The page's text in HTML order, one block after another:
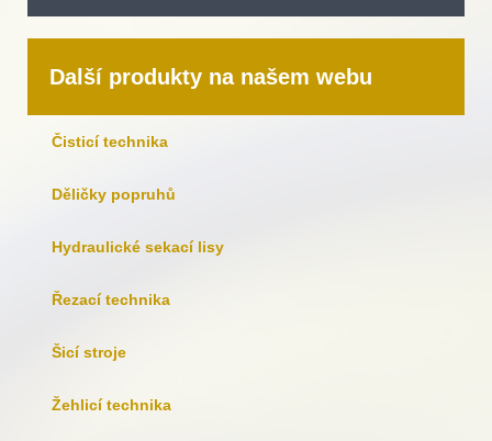
Další produkty na našem webu
Čisticí technika
Děličky popruhů
Hydraulické sekací lisy
Řezací technika
Šicí stroje
Žehlicí technika